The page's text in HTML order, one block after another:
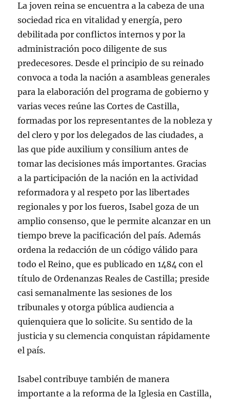
La joven reina se encuentra a la cabeza de una
sociedad rica en vitalidad y energía, pero
debilitada por conflictos internos y por la
administración poco diligente de sus
predecesores. Desde el principio de su reinado
convoca a toda la nación a asambleas generales
para la elaboración del programa de gobierno y
varias veces reúne las Cortes de Castilla,
formadas por los representantes de la nobleza y
del clero y por los delegados de las ciudades, a
las que pide auxilium y consilium antes de
tomar las decisiones más importantes. Gracias
a la participación de la nación en la actividad
reformadora y al respeto por las libertades
regionales y por los fueros, Isabel goza de un
amplio consenso, que le permite alcanzar en un
tiempo breve la pacificación del país. Además
ordena la redacción de un código válido para
todo el Reino, que es publicado en 1484 con el
título de Ordenanzas Reales de Castilla; preside
casi semanalmente las sesiones de los
tribunales y otorga pública audiencia a
quienquiera que lo solicite. Su sentido de la
justicia y su clemencia conquistan rápidamente
el país.
Isabel contribuye también de manera
importante a la reforma de la Iglesia en Castilla,